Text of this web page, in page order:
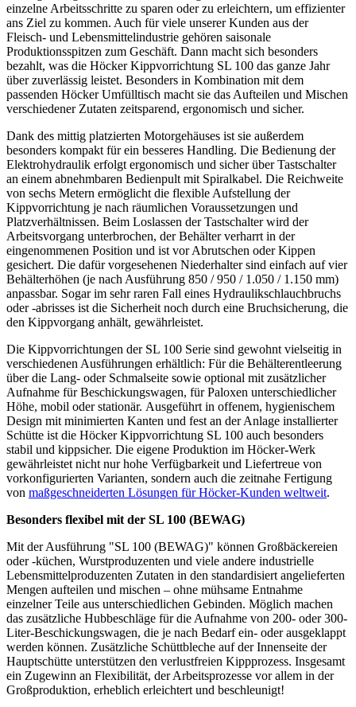
einzelne Arbeitsschritte zu sparen oder zu erleichtern, um effizienter
ans Ziel zu kommen. Auch für viele unserer Kunden aus der
Fleisch- und Lebensmittelindustrie gehören saisonale
Produktionsspitzen zum Geschäft. Dann macht sich besonders
bezahlt, was die Höcker Kippvorrichtung SL 100 das ganze Jahr
über zuverlässig leistet. Besonders in Kombination mit dem
passenden Höcker Umfülltisch macht sie das Aufteilen und Mischen
verschiedener Zutaten zeitsparend, ergonomisch und sicher.
Dank des mittig platzierten Motorgehäuses ist sie außerdem
besonders kompakt für ein besseres Handling. Die Bedienung der
Elektrohydraulik erfolgt ergonomisch und sicher über Tastschalter
an einem abnehmbaren Bedienpult mit Spiralkabel. Die Reichweite
von sechs Metern ermöglicht die flexible Aufstellung der
Kippvorrichtung je nach räumlichen Voraussetzungen und
Platzverhältnissen. Beim Loslassen der Tastschalter wird der
Arbeitsvorgang unterbrochen, der Behälter verharrt in der
eingenommenen Position und ist vor Abrutschen oder Kippen
gesichert. Die dafür vorgesehenen Niederhalter sind einfach auf vier
Behälterhöhen (je nach Ausführung 850 / 950 / 1.050 / 1.150 mm)
anpassbar. Sogar im sehr raren Fall eines Hydraulikschlauchbruchs
oder -abrisses ist die Sicherheit noch durch eine Bruchsicherung, die
den Kippvorgang anhält, gewährleistet.
Die Kippvorrichtungen der SL 100 Serie sind gewohnt vielseitig in
verschiedenen Ausführungen erhältlich: Für die Behälterentleerung
über die Lang- oder Schmalseite sowie optional mit zusätzlicher
Aufnahme für Beschickungswagen, für Paloxen unterschiedlicher
Höhe, mobil oder stationär. Ausgeführt in offenem, hygienischem
Design mit minimierten Kanten und fest an der Anlage installierter
Schütte ist die Höcker Kippvorrichtung SL 100 auch besonders
stabil und kippsicher. Die eigene Produktion im Höcker-Werk
gewährleistet nicht nur hohe Verfügbarkeit und Liefertreue von
vorkonfigurierten Varianten, sondern auch die zeitnahe Fertigung
von maßgeschneiderten Lösungen für Höcker-Kunden weltweit.
Besonders flexibel mit der SL 100 (BEWAG)
Mit der Ausführung "SL 100 (BEWAG)" können Großbäckereien
oder -küchen, Wurstproduzenten und viele andere industrielle
Lebensmittelproduzenten Zutaten in den standardisiert angelieferten
Mengen aufteilen und mischen – ohne mühsame Entnahme
einzelner Teile aus unterschiedlichen Gebinden. Möglich machen
das zusätzliche Hubbeschläge für die Aufnahme von 200- oder 300-
Liter-Beschickungswagen, die je nach Bedarf ein- oder ausgeklappt
werden können. Zusätzliche Schüttbleche auf der Innenseite der
Hauptschütte unterstützen den verlustfreien Kippprozess. Insgesamt
ein Zugewinn an Flexibilität, der Arbeitsprozesse vor allem in der
Großproduktion, erheblich erleichtert und beschleunigt!